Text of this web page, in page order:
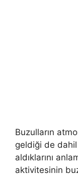
Buzulların
geldiği de dahil
aldıklarını
aktivitesinin